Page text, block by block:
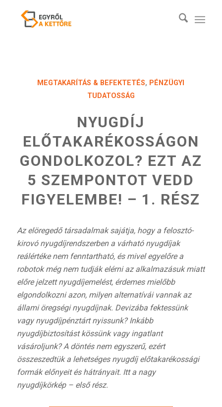
MEGTAKARÍTÁS & BEFEKTETÉS, PÉNZÜGYI
TUDATOSSÁG
NYUGDÍJ
ELŐTAKARÉKOSSÁGON
GONDOLKOZOL? EZT AZ
5 SZEMPONTOT VEDD
FIGYELEMBE! – 1. RÉSZ
Az elöregedő társadalmak sajátja, hogy a felosztó-
kirovó nyugdíjrendszerben a várható nyugdíjak
reálértéke nem fenntartható, és mivelegyelőre a
robotok még nem tudják elérni az alkalmazásuk miatt
előre jelzett nyugdíjemelést,érdemes mielőbb
elgondolkozni azon, milyen alternatívái vannak az
állami öregségi nyugdíjnak. Devizába fektessünk
vagy nyugdíjpénztárt nyissunk? Inkább
nyugdíjbiztosítást kössünk vagy ingatlant
vásároljunk? A döntés nem egyszerű, ezért
összeszedtük a lehetséges nyugdíj előtakarékossági
formák előnyeit és hátrányait. Itt a nagy
nyugdíjkörkép – első rész.